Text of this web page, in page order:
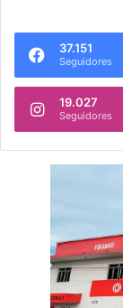
37.151
Seguidores
19.027
Seguidores